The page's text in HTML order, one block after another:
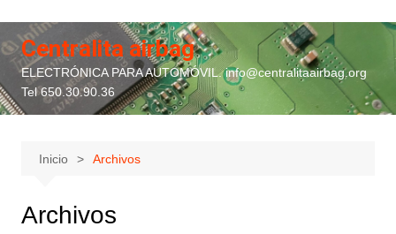
contenido
Centralita airbag
ELECTRÓNICA PARA AUTOMÓVIL. info@centralitaairbag.org
Tel 650.30.90.36
Inicio Archivos
Archivos